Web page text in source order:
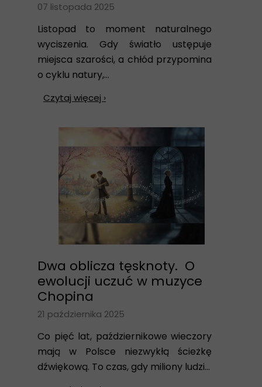
07 listopada 2025
Listopad to moment naturalnego
wyciszenia. Gdy światło ustępuje
miejsca szarości, a chłód przypomina
o cyklu natury,...
Czytaj więcej ›
Dwa oblicza tęsknoty. O
ewolucji uczuć w muzyce
Chopina
21 października 2025
Co pięć lat, październikowe wieczory
mają w Polsce niezwykłą ścieżkę
dźwiękową. To czas, gdy miliony ludzi...